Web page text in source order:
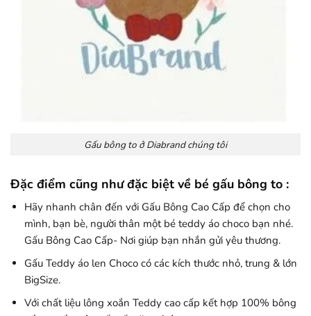
Gấu bông to ở Diabrand chúng tôi
Đặc điểm cũng như đặc biệt về bé gấu bông to :
Hãy nhanh chân đến với Gấu Bông Cao Cấp để chọn cho
mình, bạn bè, người thân một bé teddy áo choco bạn nhé.
Gấu Bông Cao Cấp- Nơi giúp bạn nhắn gửi yêu thương.
Gấu Teddy áo len Choco có các kích thước nhỏ, trung & lớn
BigSize.
Với chất liệu lông xoắn Teddy cao cấp kết hợp 100% bông